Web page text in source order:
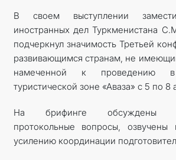
В своем выступлении
иностранных дел Туркменистана
подчеркнул значимость Третьей
развивающимся странам, не
намеченной к проведению в
туристической зоне «Аваза» с 5 по 8
На брифинге обсуждены
протокольные вопросы,
усилению координации